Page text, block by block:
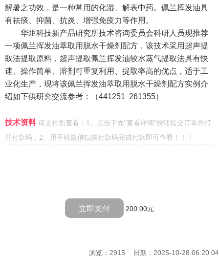
解暑之功效，是一种常用的化湿、解表中药。佩兰挥发油具
有祛痰、抑菌、抗炎、增强免疫力等作用。
华炬科技新产品研究所技术咨询委员会科研人员现推荐
一项佩兰挥发油萃取用脱水干燥剂配方，该技术采用超声提
取法提取原料，超声提取佩兰挥发油较水蒸气提取法具有快
速、操作简单、溶剂可重复利用、提取率高的优点，适于工
业化生产，现将该佩兰挥发油萃取用脱水干燥剂配方实例介
绍如下供研究交流参考：（441251 261355）
技术资料请支付后查看；1、点击下面"查看详细"按钮提交订单并打
开付款码，2、用手机微信扫描付款码完成付款即可查看！！！
立即支付 200.00元
浏览：2915 日期：2025-10-28 06:20:04